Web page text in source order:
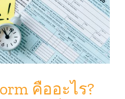
คืออะไร?